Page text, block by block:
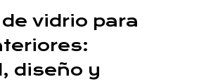
vidrio para
diseño y